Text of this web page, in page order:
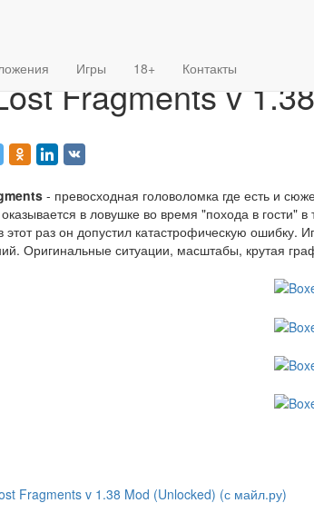
Игры 18+ Контакты
Fragments v
- превосходная головоломка где есть и
в ловушке во время "похода в гости"
раз он допустил катастрофическую ошибку.
Оригинальные ситуации, масштабы, крутая
Fragments v 1.38 Mod (Unlocked) (с майл.ру)